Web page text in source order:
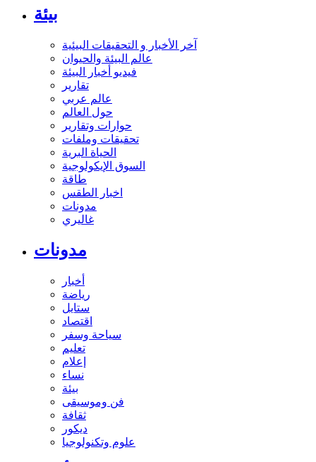
بيئة
آخر الأخبار و التحقيقات البيئية
عالم البيئة والحيوان
فيديو أخبار البيئة
تقارير
عالم عربي
حول العالم
حوارات وتقارير
تحقيقات وملفات
الحياة البرية
السوق الإيكولوجية
طاقة
اخبار الطقس
مدونات
غاليري
مدونات
أخبار
رياضة
ستايل
اقتصاد
سياحة وسفر
تعليم
إعلام
نساء
بيئة
فن وموسيقى
ثقافة
ديكور
علوم وتكنولوجيا